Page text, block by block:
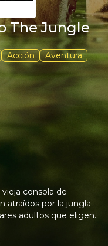
The Jungle
Acción
Aventura
consola de
atraídos por la jungla
adultos que eligen.